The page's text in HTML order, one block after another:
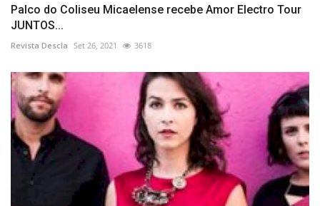
Palco do Coliseu Micaelense recebe Amor Electro Tour
JUNTOS...
Revista Descla Set 26, 2021 3618